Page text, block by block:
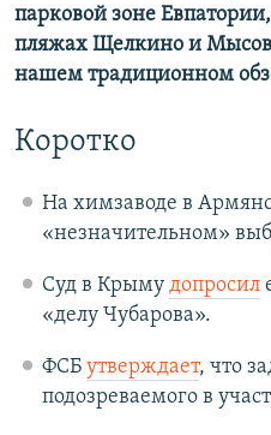
парковой зоне
пляжах Щелкино и
нашем традиционном
Коротко
На химзаводе в
«незначительном»
Суд в Крыму допросил
«делу Чубарова».
ФСБ утверждает, что
подозреваемого в